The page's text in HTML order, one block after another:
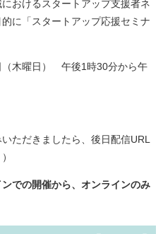
おけるスタートアップ支援者ネ
に「スタートアップ応援セミナ
木曜日） 午後1時30分から午
ましたら、後日配信URL
での開催から、オンラインのみ